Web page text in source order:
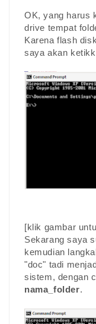
OK, yang harus
drive tempat
Karena flash
saya akan
[klik gambar
Sekarang saya
kemudian
"doc" tadi
sistem, dengan
nama_folder.